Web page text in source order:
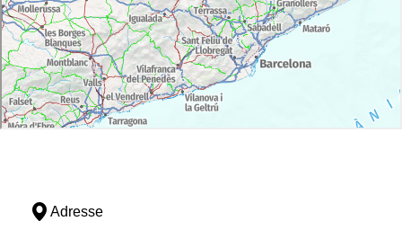
Adresse